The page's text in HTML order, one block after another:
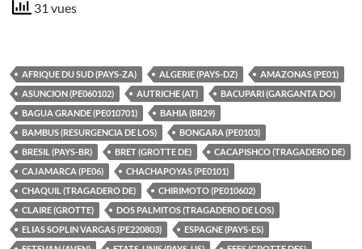
31 vues
AFRIQUE DU SUD (PAYS-ZA) ALGERIE (PAYS-DZ)
AMAZONAS (PE01)
ASUNCION (PE060102)
AUTRICHE (AT)
BACUPARI (GARGANTA DO)
BAGUA GRANDE (PE010701)
BAHIA (BR29)
BAMBUS (RESURGENCIA DE LOS)
BONGARA (PE0103)
BRESIL (PAYS-BR)
BRET (GROTTE DE)
CACAPISHCO (TRAGADERO DE)
CAJAMARCA (PE06)
CHACHAPOYAS (PE0101)
CHAQUIL (TRAGADERO DE)
CHIRIMOTO (PE010602)
CLAIRE (GROTTE)
DOS PALMITOS (TRAGADERO DE LOS)
ELIAS SOPLIN VARGAS (PE220803)
ESPAGNE (PAYS-ES)